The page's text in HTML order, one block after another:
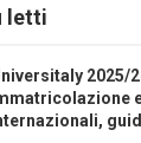
letti
2025/